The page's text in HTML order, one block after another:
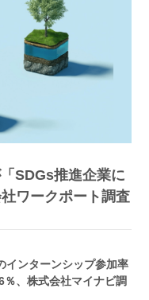
SDGs推進企業に
ワークポート調査
インターンシップ参加率
％、株式会社マイナビ調